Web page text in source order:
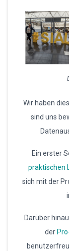
Wir haben
sind uns
Ein erster
praktischen
sich mit der
Darüber
der